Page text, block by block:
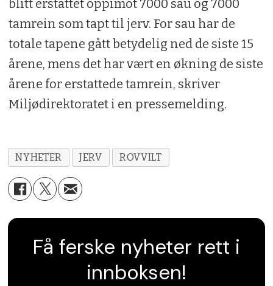
blitt erstattet oppimot 7000 sau og 7000
tamrein som tapt til jerv. For sau har de
totale tapene gått betydelig ned de siste 15
årene, mens det har vært en økning de siste
årene for erstattede tamrein, skriver
Miljødirektoratet i en pressemelding.
NYHETER JERV ROVVILT
Få ferske nyheter rett i
innboksen!